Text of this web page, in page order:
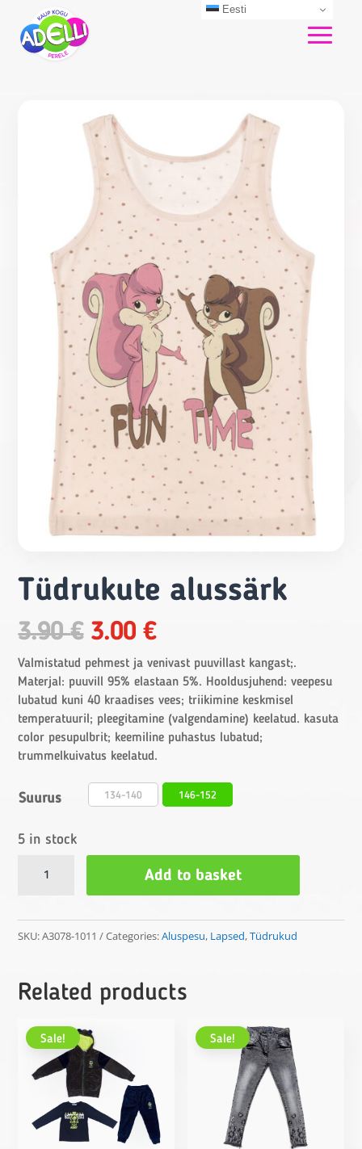
Tüdrukute alussärk
3.90€ Original
price
was:
3.90 €.
3.00€Current
price
is:
3.00 €.
Valmistatud pehmest ja venivast puuvillast kangast;.
Materjal: puuvill 95% elastaan 5%. Hooldusjuhend: veepesu
lubatud kuni 40 kraadises vees; triikimine keskmisel
temperatuuril; pleegitamine (valgendamine) keelatud. kasuta
color pesupulbrit; keemiline puhastus lubatud;
trummelkuivatus keelatud.
Suurus 134-140 146-152
5 in stock
Tüdrukute
Add to basket
SKU:A3078-1011 Categories:Aluspesu, Lapsed,Tüdrukud
Related products
Sale! Sale!
Eesti